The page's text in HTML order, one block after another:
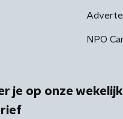
NPO
je op onze